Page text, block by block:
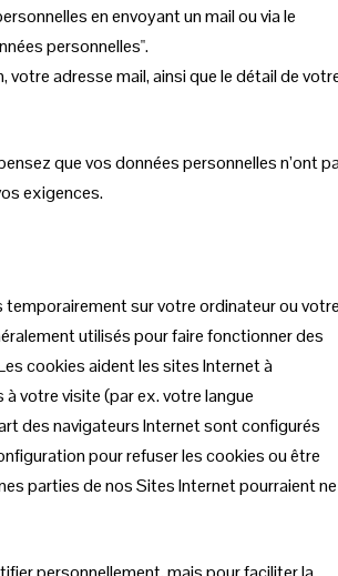
en envoyant un mail ou via le
personnelles".
adresse mail, ainsi que le détail de
que vos données personnelles n’ont
exigences.
sur votre ordinateur ou
utilisés pour faire fonctionner des
cookies aident les sites Internet à
votre visite (par ex. votre langue
des navigateurs Internet sont configurés
pour refuser les cookies ou être
parties de nos Sites Internet pourraient ne